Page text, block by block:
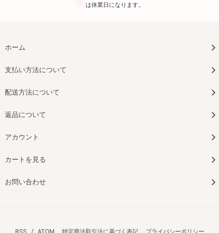
は休業日になります。
ホーム
支払い方法について
配送方法について
返品について
アカウント
カートを見る
お問い合わせ
RSS / ATOM 特定商法取引法に基づく表記 プライバシーポリシー